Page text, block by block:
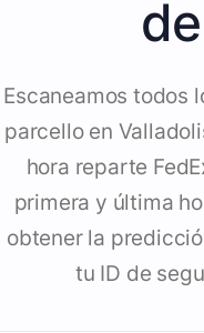
Escaneamos todos
parcello en
hora reparte
primera y última
obtener la
tu ID de